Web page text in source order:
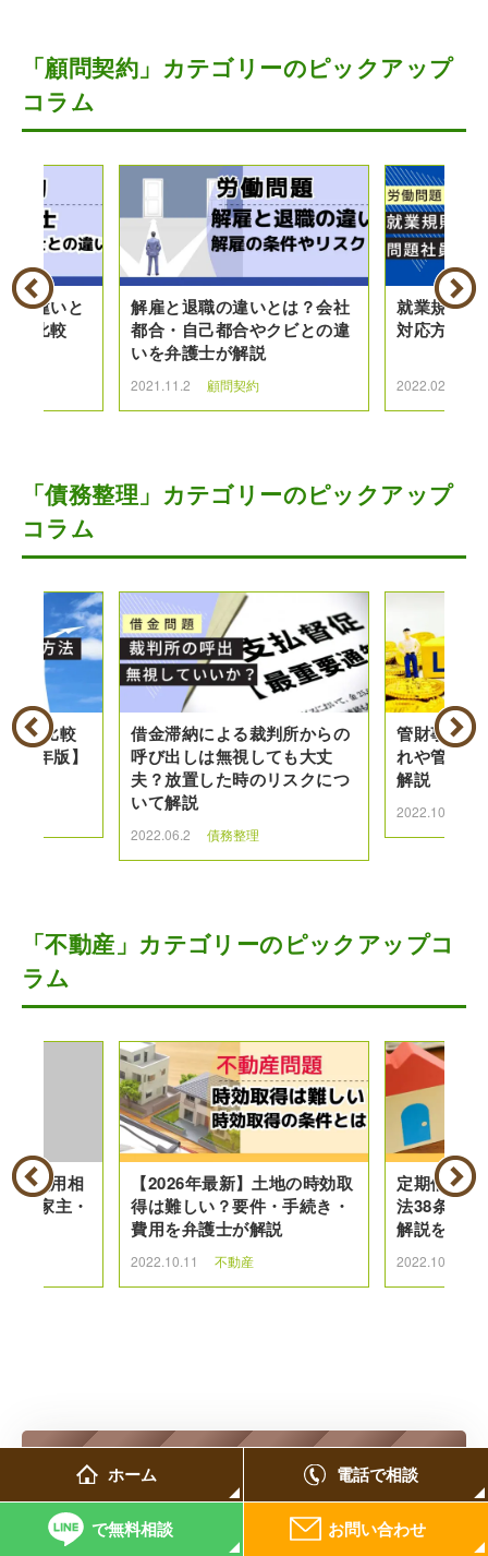
「顧問契約」カテゴリーのピックアップ
コラム
の違いと
底比較
解雇と退職の違いとは？会社
都合・自己都合やクビとの違
いを弁護士が解説
2021.11.2 顧問契約
就業規則違
対応方法と
2022.02.1
「債務整理」カテゴリーのピックアップ
コラム
類を比較
年版】
借金滞納による裁判所からの
呼び出しは無視しても大丈
夫？放置した時のリスクにつ
いて解説
2022.06.2 債務整理
管財事件と
れや管財事
解説
2022.10.18
「不動産」カテゴリーのピックアップコ
ラム
士費用相
ト|家主・
【2026年最新】土地の時効取
得は難しい？要件・手続き・
費用を弁護士が解説
2022.10.11 不動産
定期借家契
法38条の
解説をしま
2022.10.1
初回相談30分無料
ホーム 電話で相談
で無料相談 お問い合わせ